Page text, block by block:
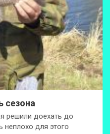
сезона
решили доехать до
неплохо для этого